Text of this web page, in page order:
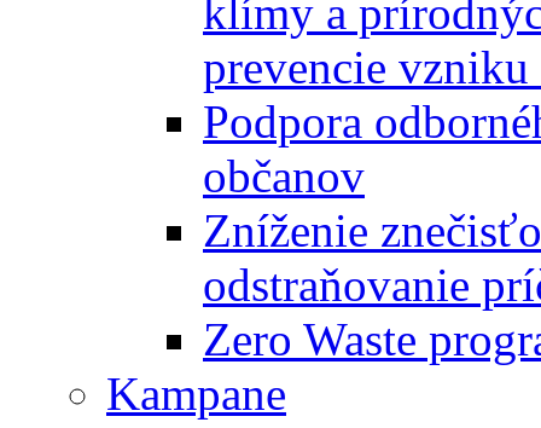
klímy a
prevencie vzniku
Podpora
občanov
Zníženie
odstraňovanie
Zero Waste
Kampane